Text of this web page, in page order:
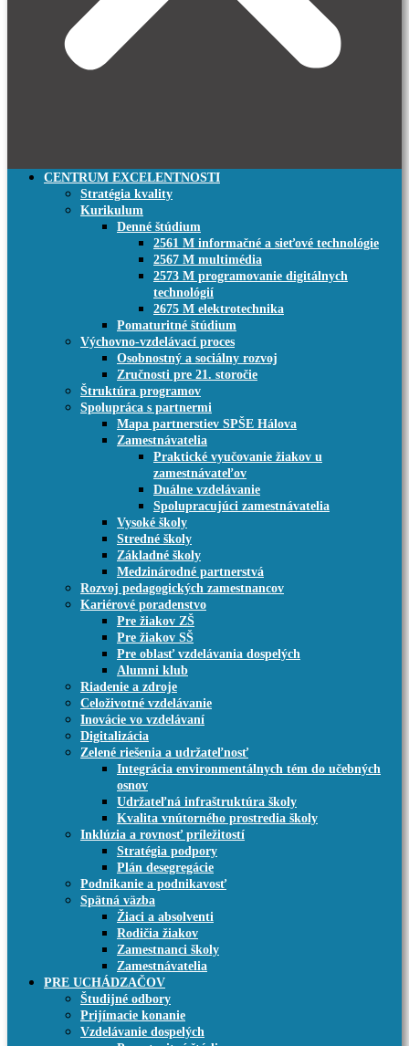
CENTRUM EXCELENTNOSTI
Stratégia kvality
Kurikulum
Denné štúdium
2561 M informačné a sieťové technológie
2567 M multimédia
2573 M programovanie digitálnych
technológií
2675 M elektrotechnika
Pomaturitné štúdium
Výchovno-vzdelávací proces
Osobnostný a sociálny rozvoj
Zručnosti pre 21. storočie
Štruktúra programov
Spolupráca s partnermi
Mapa partnerstiev SPŠE Hálova
Zamestnávatelia
Praktické vyučovanie žiakov u
zamestnávateľov
Duálne vzdelávanie
Spolupracujúci zamestnávatelia
Vysoké školy
Stredné školy
Základné školy
Medzinárodné partnerstvá
Rozvoj pedagogických zamestnancov
Kariérové poradenstvo
Pre žiakov ZŠ
Pre žiakov SŠ
Pre oblasť vzdelávania dospelých
Alumni klub
Riadenie a zdroje
Celoživotné vzdelávanie
Inovácie vo vzdelávaní
Digitalizácia
Zelené riešenia a udržateľnosť
Integrácia environmentálnych tém do učebných
osnov
Udržateľná infraštruktúra školy
Kvalita vnútorného prostredia školy
Inklúzia a rovnosť príležitostí
Stratégia podpory
Plán desegregácie
Podnikanie a podnikavosť
Spätná väzba
Žiaci a absolventi
Rodičia žiakov
Zamestnanci školy
Zamestnávatelia
PRE UCHÁDZAČOV
Študijné odbory
Prijímacie konanie
Vzdelávanie dospelých